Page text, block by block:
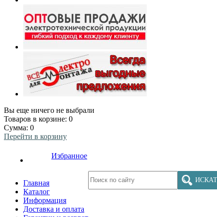
Вы еще ничего не выбрали
Товаров в корзине: 0
Сумма: 0
Перейти в корзину
Избранное
Главная
Каталог
Информация
Доставка и оплата